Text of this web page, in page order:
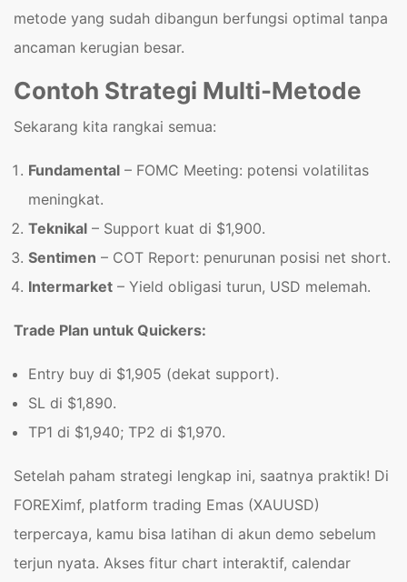
metode yang sudah dibangun berfungsi optimal tanpa
ancaman kerugian besar.
Contoh Strategi Multi-Metode
Sekarang kita rangkai semua:
Fundamental – FOMC Meeting: potensi volatilitas
meningkat.
Teknikal – Support kuat di $1,900.
Sentimen – COT Report: penurunan posisi net short.
Intermarket – Yield obligasi turun, USD melemah.
Trade Plan untuk Quickers:
Entry buy di $1,905 (dekat support).
SL di $1,890.
TP1 di $1,940; TP2 di $1,970.
Setelah paham strategi lengkap ini, saatnya praktik! Di
FOREXimf, platform trading Emas (XAUUSD)
terpercaya, kamu bisa latihan di akun demo sebelum
terjun nyata. Akses fitur chart interaktif, calendar